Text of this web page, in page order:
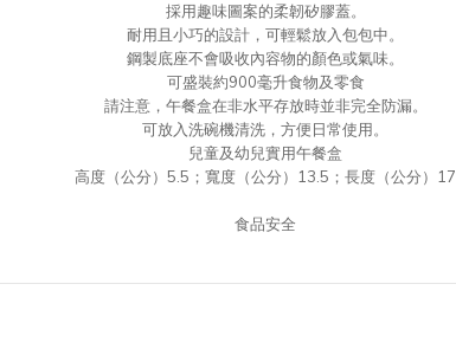
採用趣味圖案的柔韌矽膠蓋。
耐用且小巧的設計，可輕鬆放入包包中。
鋼製底座不會吸收內容物的顏色或氣味。
可盛裝約900毫升食物及零食
請注意，午餐盒在非水平存放時並非完全防漏。
可放入洗碗機清洗，方便日常使用。
兒童及幼兒實用午餐盒
高度（公分）5.5；寬度（公分）13.5；長度（公分）17
食品安全